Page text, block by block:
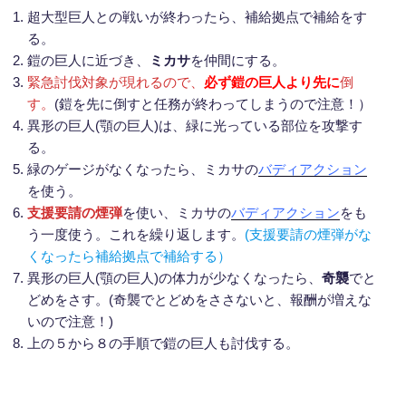
超大型巨人との戦いが終わったら、補給拠点で補給をす
る。
鎧の巨人に近づき、
ミカサを仲間にする。
緊急討伐対象が現れるので、 必ず鎧の巨人より先に倒
す。 (鎧を先に倒すと任務が終わってしまうので注意！）
異形の巨人(顎の巨人)は、緑に光っている部位を攻撃す
る。
緑のゲージがなくなったら、ミカサのバディアクション
を使う。
支援要請の煙弾を使い、ミカサのバディアクションをも
う一度使う。これを繰り返します。 (支援要請の煙弾がな
くなったら補給拠点で補給する）
異形の巨人(顎の巨人)の体力が少なくなったら、 奇襲でと
どめをさす。(奇襲でとどめをささないと、報酬が増えな
いので注意！)
上の５から８の手順で鎧の巨人も討伐する。